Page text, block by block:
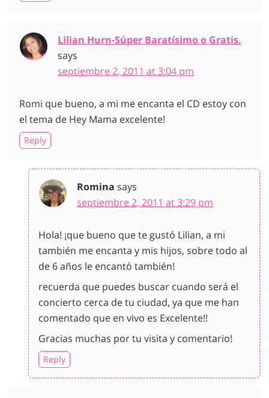
Lilian Hurn-Súper Baratísimo o Gratis.
says
septiembre 2, 2011 at 3:04 pm
Romi que bueno, a mi me encanta el CD estoy con
el tema de Hey Mama excelente!
Reply
Romina says
septiembre 2, 2011 at 3:29 pm
Hola! ¡que bueno que te gustó Lilian, a mi
también me encanta y mis hijos, sobre todo al
de 6 años le encantó también!
recuerda que puedes buscar cuando será el
concierto cerca de tu ciudad, ya que me han
comentado que en vivo es Excelente!!
Gracias muchas por tu visita y comentario!
Reply